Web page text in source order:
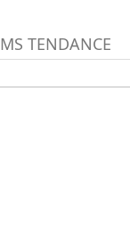
TENDANCE